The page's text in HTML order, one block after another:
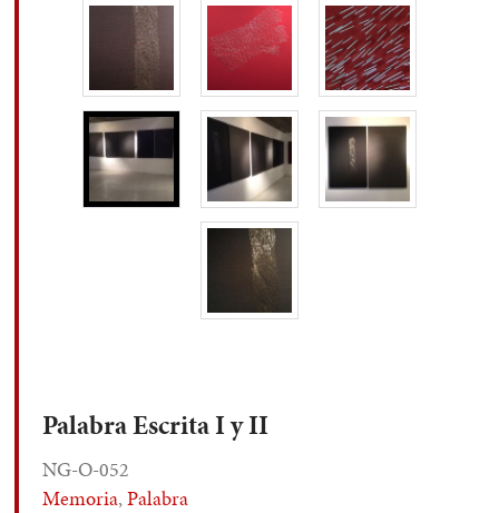
Palabra Escrita I y II
NG-O-052
Memoria,Palabra